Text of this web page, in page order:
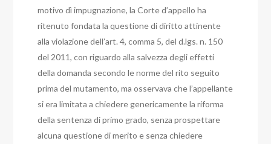
motivo dì impugnazione, la Corte d’appello ha
ritenuto fondata la questione di diritto attinente
alla violazione dell’art. 4, comma 5, del d.lgs. n. 150
del 2011, con riguardo alla salvezza degli effetti
della domanda secondo le norme del rito seguito
prima del mutamento, ma osservava che l’appellante
si era limitata a chiedere genericamente la riforma
della sentenza di primo grado, senza prospettare
alcuna questione di merito e senza chiedere